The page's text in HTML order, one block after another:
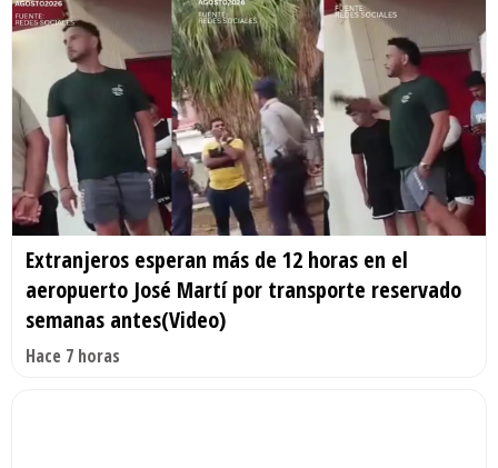
Extranjeros esperan más de 12 horas en el
aeropuerto José Martí por transporte reservado
semanas antes(Video)
Hace 7 horas